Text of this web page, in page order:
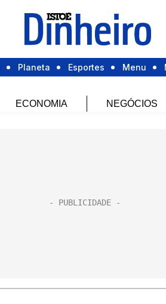
Planeta Esportes Menu
ECONOMIA NEGÓCIOS